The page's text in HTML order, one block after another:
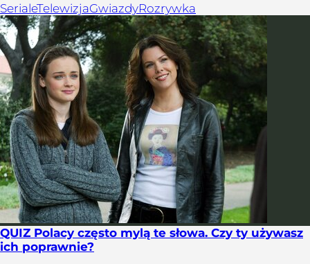
SerialeTelewizjaGwiazdyRozrywka
QUIZ Polacy często mylą te słowa. Czy ty używasz
ich poprawnie?